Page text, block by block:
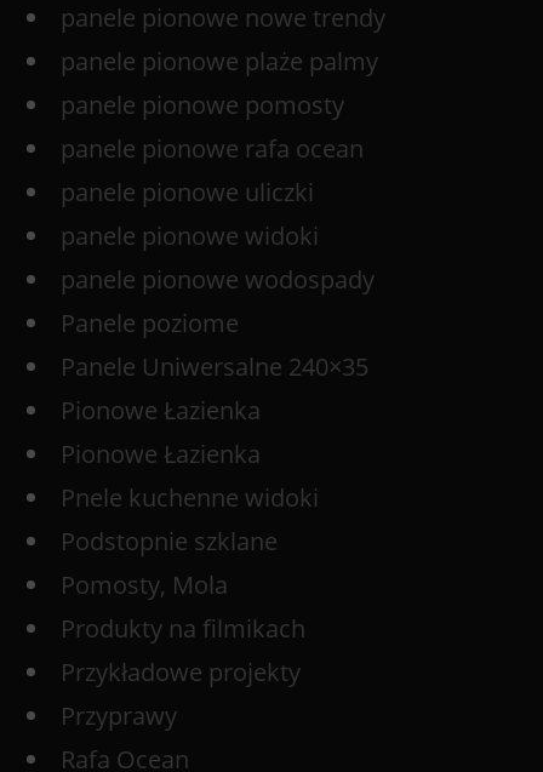
panele pionowe nowe trendy
panele pionowe plaże palmy
panele pionowe pomosty
panele pionowe rafa ocean
panele pionowe uliczki
panele pionowe widoki
panele pionowe wodospady
Panele poziome
Panele Uniwersalne 240×35
Pionowe Łazienka
Pionowe Łazienka
Pnele kuchenne widoki
Podstopnie szklane
Pomosty, Mola
Produkty na filmikach
Przykładowe projekty
Przyprawy
Rafa Ocean